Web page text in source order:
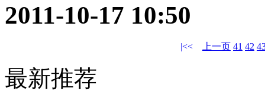
2011-10-17 10:50
|<< 上一页 41 42
最新推荐